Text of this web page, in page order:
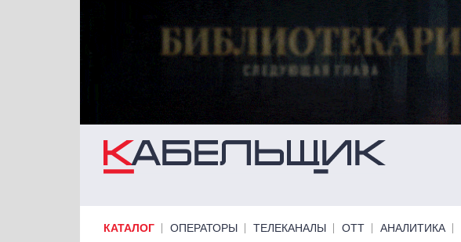
КАТАЛОГ ОПЕРАТОРЫ ТЕЛЕКАНАЛЫ ОТТ АНАЛИТИКА